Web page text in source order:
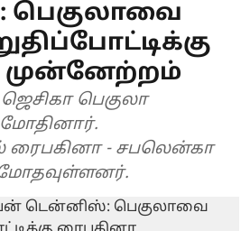
முன்னேற்றம்
பெகுலா
ரைபகினா - சபலென்கா